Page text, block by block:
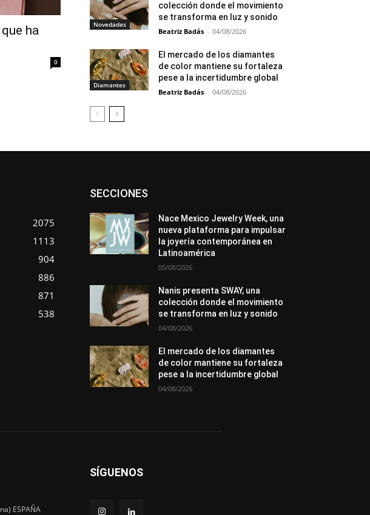
ha
0
Novedades
colección donde el movimiento
se transforma en luz y sonido
Beatriz Badás - 04/08/2026
Diamantes
El mercado de los diamantes
de color mantiene su fortaleza
pese a la incertidumbre global
Beatriz Badás - 04/08/2026
2075
1113
904
886
871
538
SECCIONESAsociaciones
En tendencia
In memoriam
La Pluma de Pedro Pérez
México
Mundo Técnico
Novedades
Opiniones
Perspectiva
Premios
Secciones
Sin categoría
Nace Mexico Jewelry Week, una
nueva plataforma para impulsar
la joyería contemporánea en
Latinoamérica
05/08/2026
Nanis presenta SWAY, una
colección donde el movimiento
se transforma en luz y sonido
04/08/2026
El mercado de los diamantes
de color mantiene su fortaleza
pese a la incertidumbre global
04/08/2026
ESPAÑA
SÍGUENOS